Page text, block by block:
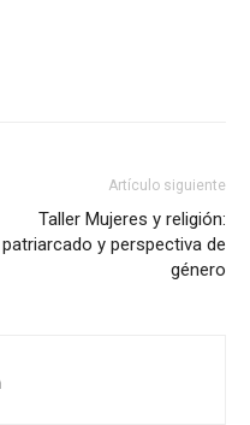
Artículo siguiente
Taller Mujeres y religión:
patriarcado y perspectiva de
género